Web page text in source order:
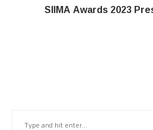
SIIMA Awards 2023